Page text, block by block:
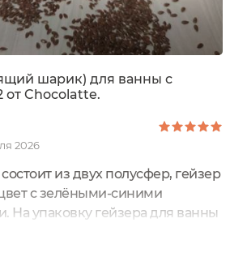
шарик) для ванны с
Chocolatte.
2026
из двух полусфер, гейзер
с зелёными-синими
На упаковку гейзера для ванны
о нём, имеющая